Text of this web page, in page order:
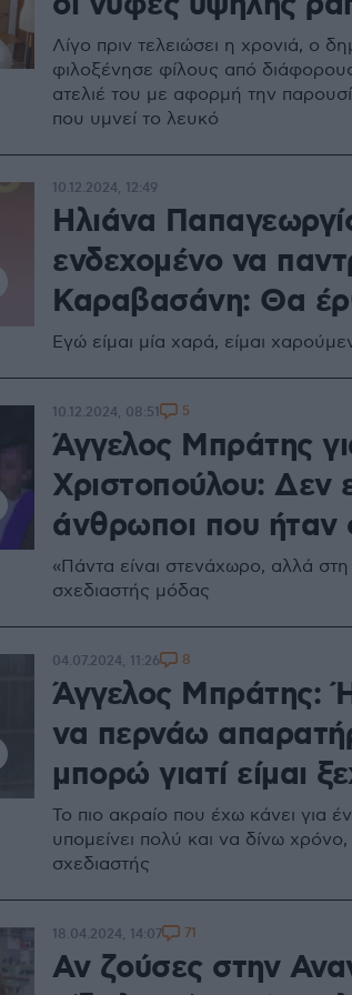
Λίγο πριν τελειώσει η χρονιά, ο
φιλοξένησε φίλους από
ατελιέ του με αφορμή την
που υμνεί το λευκό
Ηλιάνα
ενδεχομένο να
Καραβασάνη: Θα
Εγώ είμαι μία χαρά, είμαι
10.12.2024, 12:49
Άγγελος Μπράτης
Χριστοπούλου: Δεν
άνθρωποι που ήταν
«Πάντα είναι στενάχωρο, αλλά
σχεδιαστής μόδας
10.12.2024, 08:51 5
Άγγελος Μπράτης:
να περνάω
μπορώ γιατί είμαι
Το πιο ακραίο που έχω κάνει για
υπομείνει πολύ και να δίνω
σχεδιαστής
04.07.2024, 11:26 8
Αν ζούσες στην
18.04.2024, 14:07 71